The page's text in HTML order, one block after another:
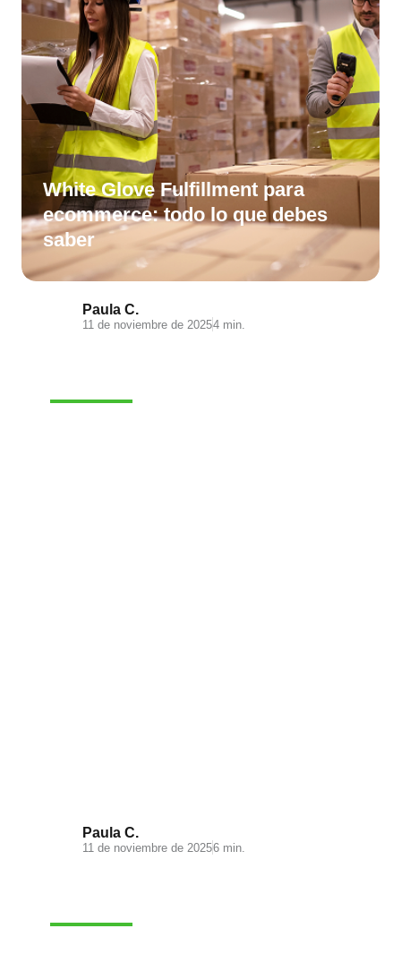
White Glove Fulfillment para
ecommerce: todo lo que debes
saber
Paula C.
11 de noviembre de 20254 min.
Paula C.
11 de noviembre de 20256 min.